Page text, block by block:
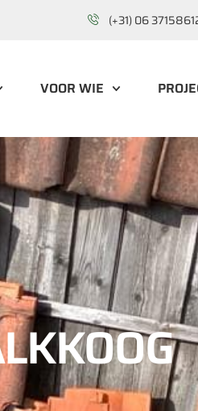
(+31) 06
VOOR WIE